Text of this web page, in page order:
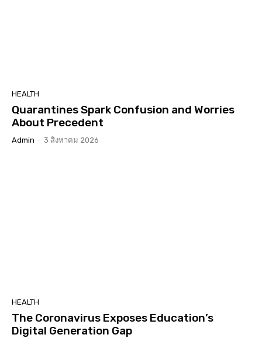
HEALTH
Quarantines Spark Confusion and Worries
About Precedent
Admin - 3 สิงหาคม 2026
HEALTH
The Coronavirus Exposes Education’s
Digital Generation Gap